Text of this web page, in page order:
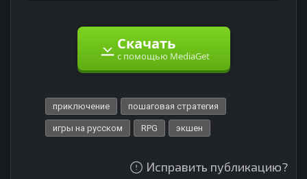
Скачать
с помощью MediaGet
приключение пошаговая стратегия
игры на русском RPG экшен
Исправить публикацию?